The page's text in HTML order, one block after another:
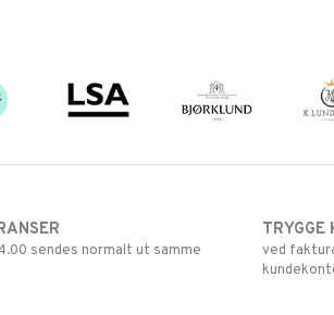
sendes normalt ut samme
TRYGGE
ved